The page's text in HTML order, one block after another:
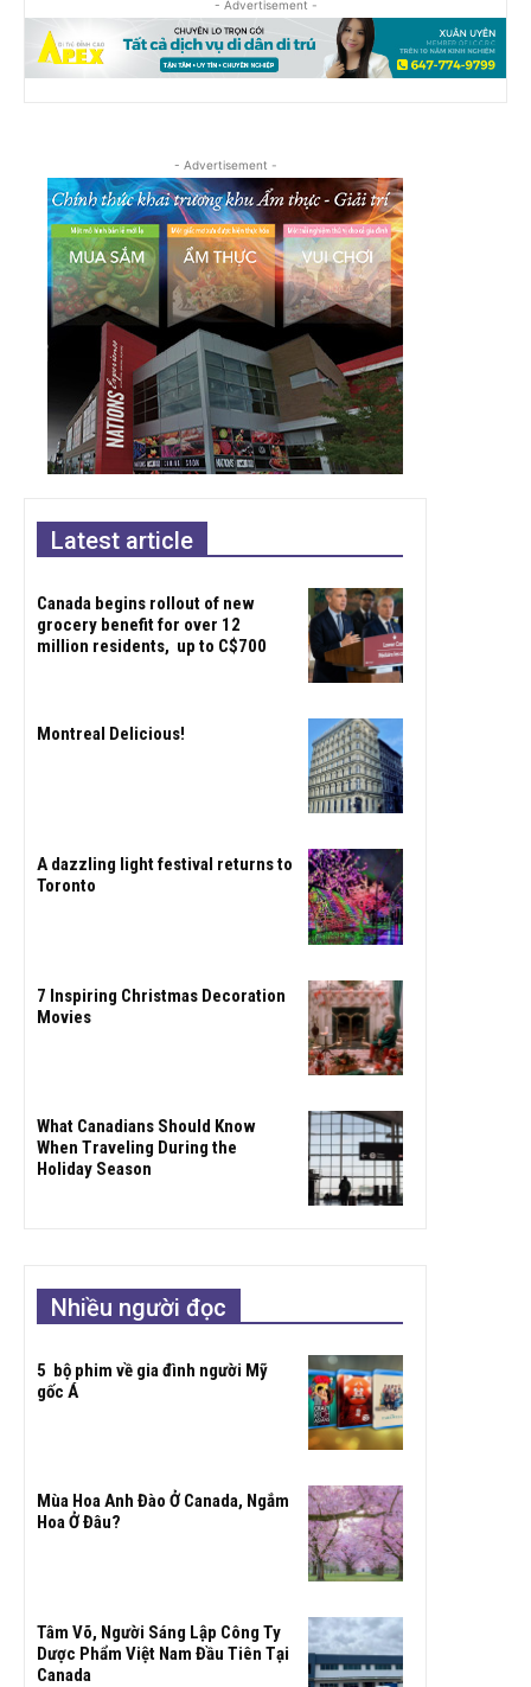
- Advertisement -
- Advertisement -
Latest article
Canada begins rollout of new
grocery benefit for over 12
million residents, up to C$700
Montreal Delicious!
A dazzling light festival returns to
Toronto
7 Inspiring Christmas Decoration
Movies
What Canadians Should Know
When Traveling During the
Holiday Season
Nhiều người đọc
5 bộ phim về gia đình người Mỹ
gốc Á
Mùa Hoa Anh Đào Ở Canada, Ngắm
Hoa Ở Đâu?
Tâm Võ, Người Sáng Lập Công Ty
Dược Phẩm Việt Nam Đầu Tiên Tại
Canada